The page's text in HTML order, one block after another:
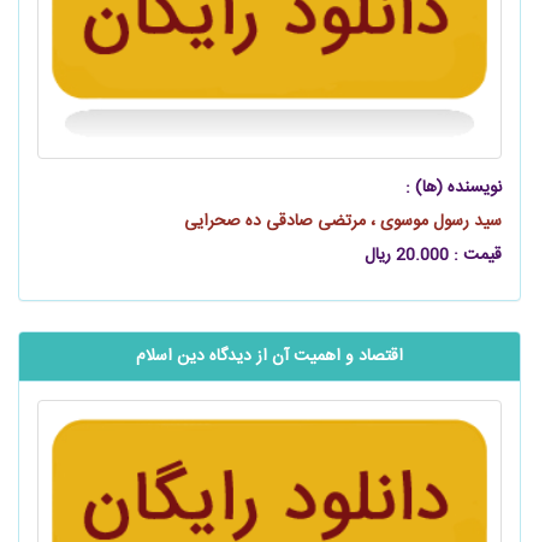
نویسنده (ها) :
سید رسول موسوی ، مرتضی صادقی ده صحرایی
قیمت : 20.000 ریال
اقتصاد و اهمیت آن از دیدگاه دین اسلام